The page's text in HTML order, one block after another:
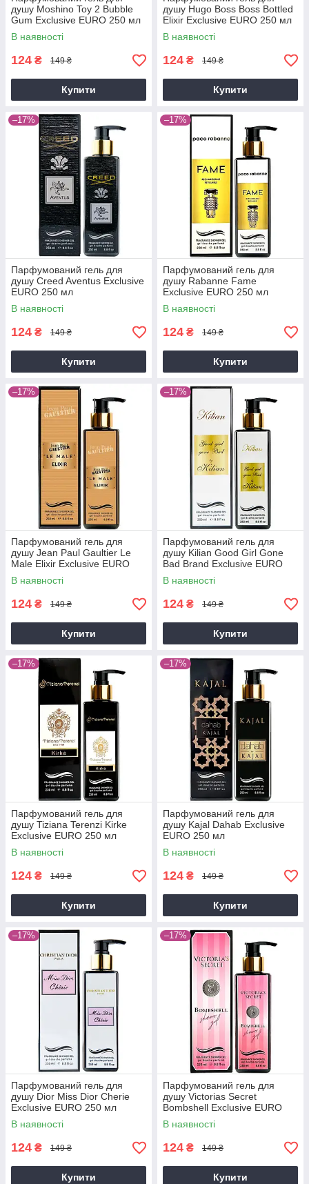
душу Moshino Toy 2 Bubble
Gum Exclusive EURO 250 мл
В наявності
124 ₴ 149 ₴
Купити
душу Hugo Boss Boss Bottled
Elixir Exclusive EURO 250 мл
В наявності
124 ₴ 149 ₴
Купити
–17%
Парфумований гель для
душу Creed Aventus Exclusive
EURO 250 мл
В наявності
124 ₴ 149 ₴
Купити
–17%
Парфумований гель для
душу Rabanne Fame
Exclusive EURO 250 мл
В наявності
124 ₴ 149 ₴
Купити
–17%
Парфумований гель для
душу Jean Paul Gaultier Le
Male Elixir Exclusive EURO
250 мл
В наявності
124 ₴ 149 ₴
Купити
–17%
Парфумований гель для
душу Kilian Good Girl Gone
Bad Brand Exclusive EURO
250 мл
В наявності
124 ₴ 149 ₴
Купити
–17%
Парфумований гель для
душу Tiziana Terenzi Kirke
Exclusive EURO 250 мл
В наявності
124 ₴ 149 ₴
Купити
–17%
Парфумований гель для
душу Kajal Dahab Exclusive
EURO 250 мл
В наявності
124 ₴ 149 ₴
Купити
–17%
Парфумований гель для
душу Dior Miss Dior Cherie
Exclusive EURO 250 мл
В наявності
124 ₴ 149 ₴
Купити
–17%
Парфумований гель для
душу Victorias Secret
Bombshell Exclusive EURO
250 мл
В наявності
124 ₴ 149 ₴
Купити